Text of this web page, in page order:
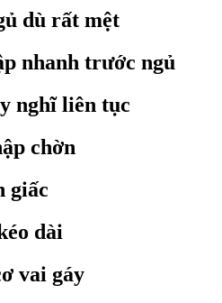
dù rất mệt
nhanh trước ngủ
nghĩ liên tục
chờn
giấc
dài
vai gáy